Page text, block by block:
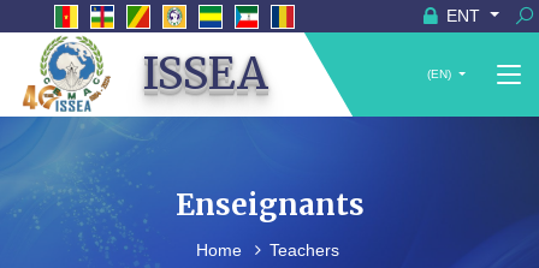
ENT
ISSEA (EN)
Enseignants
Home Teachers